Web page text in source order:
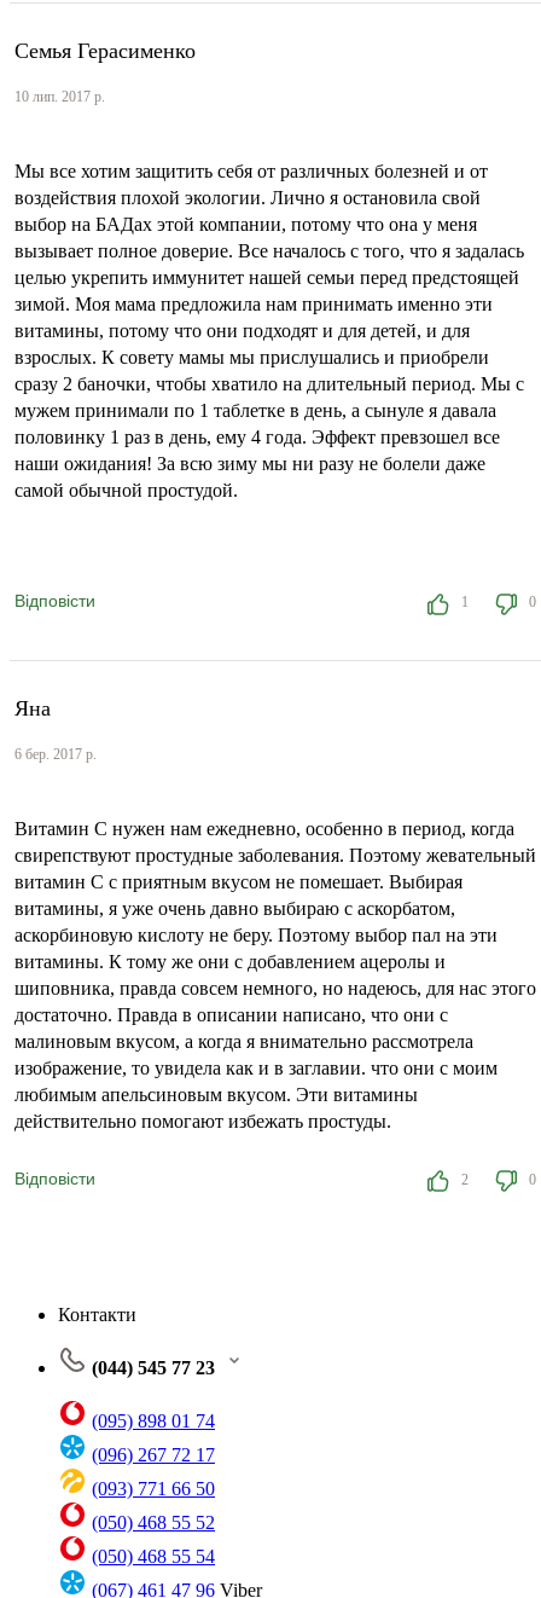
Семья Герасименко
10 лип. 2017 р.
Мы все хотим защитить себя от различных болезней и от
воздействия плохой экологии. Лично я остановила свой
выбор на БАДах этой компании, потому что она у меня
вызывает полное доверие. Все началось с того, что я задалась
целью укрепить иммунитет нашей семьи перед предстоящей
зимой. Моя мама предложила нам принимать именно эти
витамины, потому что они подходят и для детей, и для
взрослых. К совету мамы мы прислушались и приобрели
сразу 2 баночки, чтобы хватило на длительный период. Мы с
мужем принимали по 1 таблетке в день, а сынуле я давала
половинку 1 раз в день, ему 4 года. Эффект превзошел все
наши ожидания! За всю зиму мы ни разу не болели даже
самой обычной простудой.
Відповісти 1 0
Яна
6 бер. 2017 р.
Витамин С нужен нам ежедневно, особенно в период, когда
свирепствуют простудные заболевания. Поэтому жевательный
витамин С с приятным вкусом не помешает. Выбирая
витамины, я уже очень давно выбираю с аскорбатом,
аскорбиновую кислоту не беру. Поэтому выбор пал на эти
витамины. К тому же они с добавлением ацеролы и
шиповника, правда совсем немного, но надеюсь, для нас этого
достаточно. Правда в описании написано, что они с
малиновым вкусом, а когда я внимательно рассмотрела
изображение, то увидела как и в заглавии. что они с моим
любимым апельсиновым вкусом. Эти витамины
действительно помогают избежать простуды.
Відповісти 2 0
Контакти
(044) 545 77 23
(095) 898 01 74
(096) 267 72 17
(093) 771 66 50
(050) 468 55 52
(050) 468 55 54
(067) 461 47 96 Viber